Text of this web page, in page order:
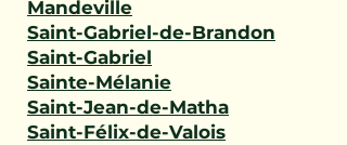
Mandeville
Saint-Gabriel-de-Brandon
Saint-Gabriel
Sainte-Mélanie
Saint-Jean-de-Matha
Saint-Félix-de-Valois